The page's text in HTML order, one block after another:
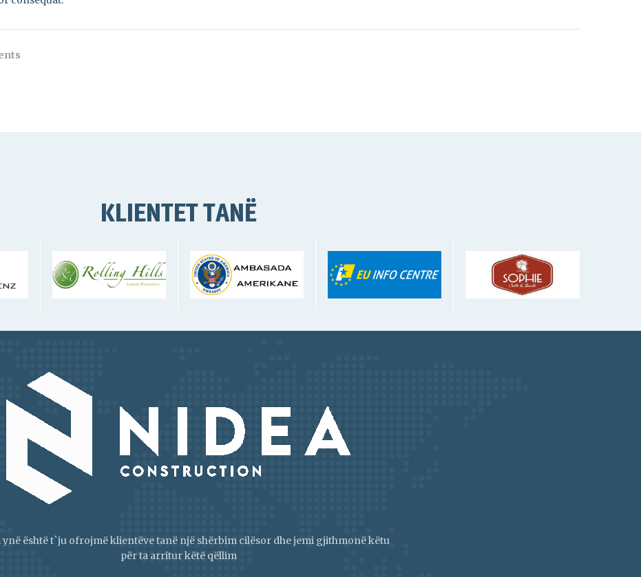
KLIENTET TANË
ynë është t`ju ofrojmë klientëve tanë një shërbim cilësor dhe jemi gjithmonë këtu
për ta arritur këtë qëllim